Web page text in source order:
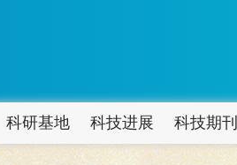
科研基地 科技进展 科技期刊